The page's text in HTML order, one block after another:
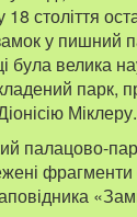
століття
у пишний
була велика
парк,
Міклеру.
палацово-
фрагменти